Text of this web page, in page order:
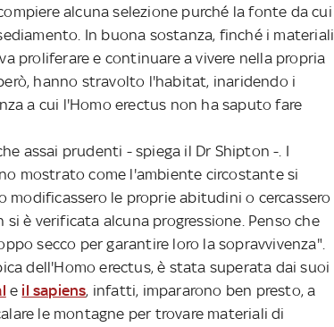
alcuna selezione purché la fonte da cui
In buona sostanza, finché i materiali
proliferare e continuare a vivere nella propria
hanno stravolto l'habitat, inaridendo i
a cui l'Homo erectus non ha saputo fare
assai prudenti - spiega il Dr Shipton -. I
mostrato come l'ambiente circostante si
modificassero le proprie abitudini o cercassero
è verificata alcuna progressione. Penso che
secco per garantire loro la sopravvivenza".
dell'Homo erectus, è stata superata dai suoi
e il sapiens, infatti, impararono ben presto, a
le montagne per trovare materiali di